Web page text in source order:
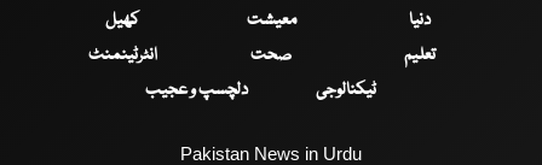
دنیا
معیشت
کھیل
تعلیم
صحت
انٹرٹینمنٹ
ٹیکنالوجی
دلچسپ و عجیب
Pakistan News in Urdu